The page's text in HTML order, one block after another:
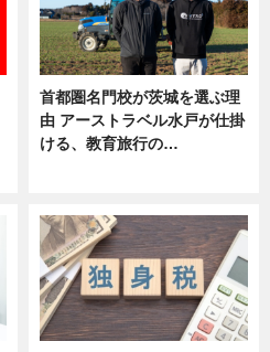
首都圏名門校が茨城を選ぶ理
由 アーストラベル水戸が仕掛
ける、教育旅行の…